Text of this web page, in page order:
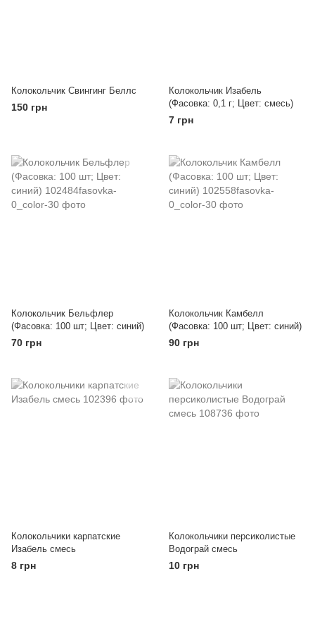
Колокольчик Свингинг Беллс
150 грн
Колокольчик Изабель
(Фасовка: 0,1 г; Цвет: смесь)
7 грн
Колокольчик Бельфлер
(Фасовка: 100 шт; Цвет: синий)
70 грн
Колокольчик Камбелл
(Фасовка: 100 шт; Цвет: синий)
90 грн
Колокольчики карпатские
Изабель смесь
8 грн
Колокольчики персиколистые
Водограй смесь
10 грн